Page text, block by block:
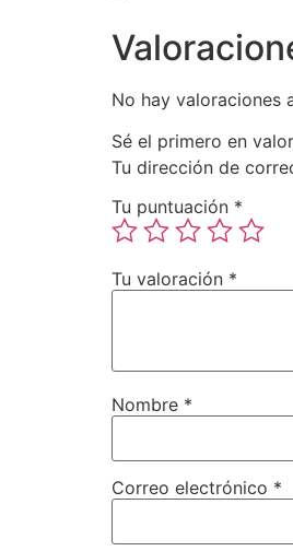
No hay valoraciones
Sé el primero en
Tu dirección de
Tu puntuación *
Tu valoración *
Nombre *
Correo electrónico *